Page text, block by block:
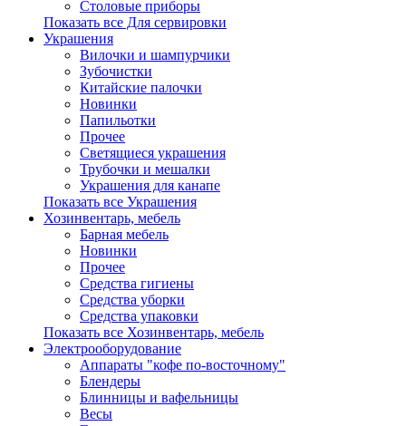
Столовые приборы
Показать все Для сервировки
Украшения
Вилочки и шампурчики
Зубочистки
Китайские палочки
Новинки
Папильотки
Прочее
Светящиеся украшения
Трубочки и мешалки
Украшения для канапе
Показать все Украшения
Хозинвентарь, мебель
Барная мебель
Новинки
Прочее
Средства гигиены
Средства уборки
Средства упаковки
Показать все Хозинвентарь, мебель
Электрооборудование
Аппараты "кофе по-восточному"
Блендеры
Блинницы и вафельницы
Весы